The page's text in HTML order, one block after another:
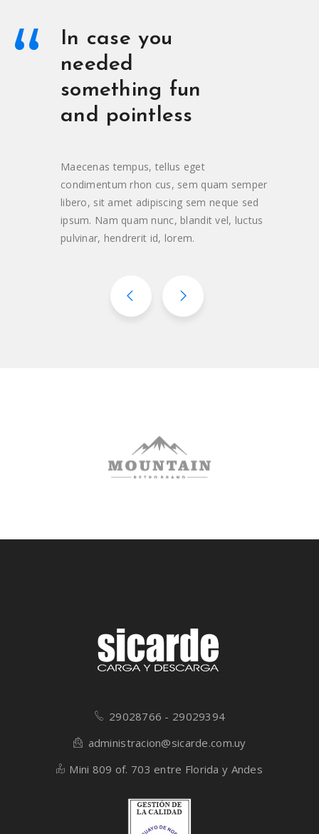
“
In case you
needed
something fun
and pointless
Maecenas tempus, tellus eget
condimentum rhon cus, sem quam semper
libero, sit amet adipiscing sem neque sed
ipsum. Nam quam nunc, blandit vel, luctus
pulvinar, hendrerit id, lorem.
29028766 - 29029394
administracion@sicarde.com.uy
Mini 809 of. 703 entre Florida y Andes